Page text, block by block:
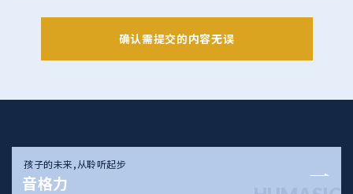
孩子的未来,从聆听起步
音格力